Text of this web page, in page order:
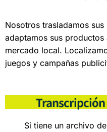
Nosotros trasladamos
adaptamos sus productos
mercado local.
juegos y campañas
Transcripción
Si tiene un archivo